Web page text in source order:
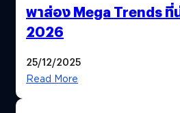
พาส่อง Mega Trends ที่
2026
25/12/2025
Read More